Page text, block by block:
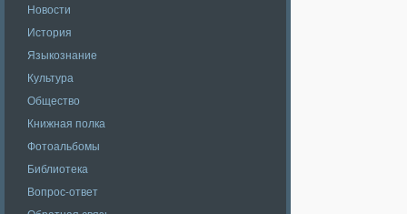
Новости
История
Языкознание
Культура
Общество
Книжная полка
Фотоальбомы
Библиотека
Вопрос-ответ